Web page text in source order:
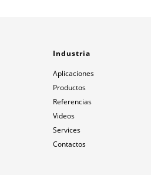
Industria
Aplicaciones
Productos
Referencias
Videos
Services
Contactos